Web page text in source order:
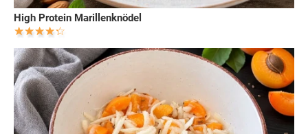
High Protein Marillenknödel